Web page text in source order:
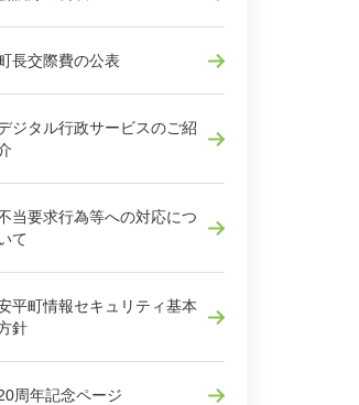
長交際費の公表
ジタル行政サービスのご紹
当要求行為等への対応につ
て
平町情報セキュリティ基本
針
周年記念ページ